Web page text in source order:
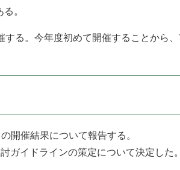
。
る。今年度初めて開催することから
開催結果について報告する。
イドラインの策定について決定した。